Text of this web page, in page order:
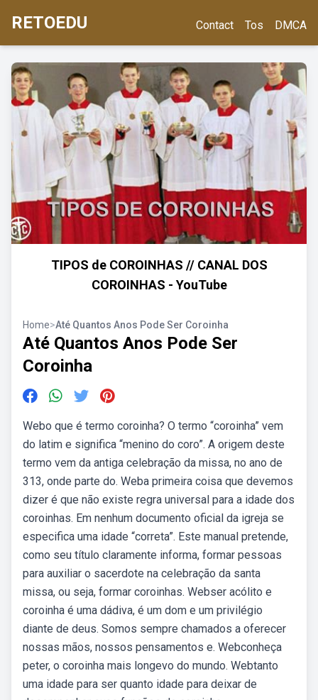
RETOEDU Contact Tos DMCA
TIPOS de COROINHAS // CANAL DOS
COROINHAS - YouTube
Home>Até Quantos Anos Pode Ser Coroinha
Até Quantos Anos Pode Ser
Coroinha
Webo que é termo coroinha? O termo “coroinha” vem
do latim e significa “menino do coro”. A origem deste
termo vem da antiga celebração da missa, no ano de
313, onde parte do. Weba primeira coisa que devemos
dizer é que não existe regra universal para a idade dos
coroinhas. Em nenhum documento oficial da igreja se
especifica uma idade “correta”. Este manual pretende,
como seu título claramente informa, formar pessoas
para auxiliar o sacerdote na celebração da santa
missa, ou seja, formar coroinhas. Webser acólito e
coroinha é uma dádiva, é um dom e um privilégio
diante de deus. Somos sempre chamados a oferecer
nossas mãos, nossos pensamentos e. Webconheça
peter, o coroinha mais longevo do mundo. Webtanto
uma idade para ser quanto idade para deixar de